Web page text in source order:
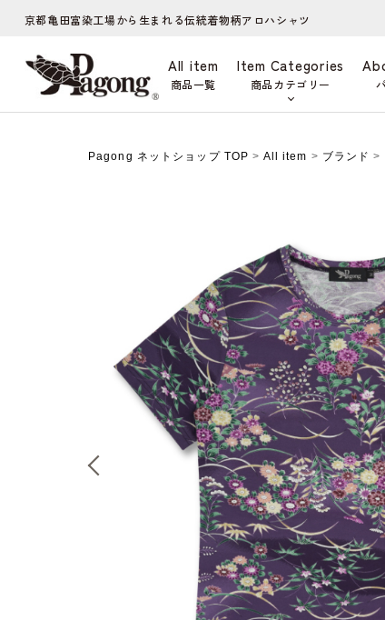
京都亀田富染工場から生まれる伝統着物柄アロハシャツ
All item
商品一覧
Item Categories
商品カテゴリー
Pagong ネットショップ TOP > All item > ブランド >